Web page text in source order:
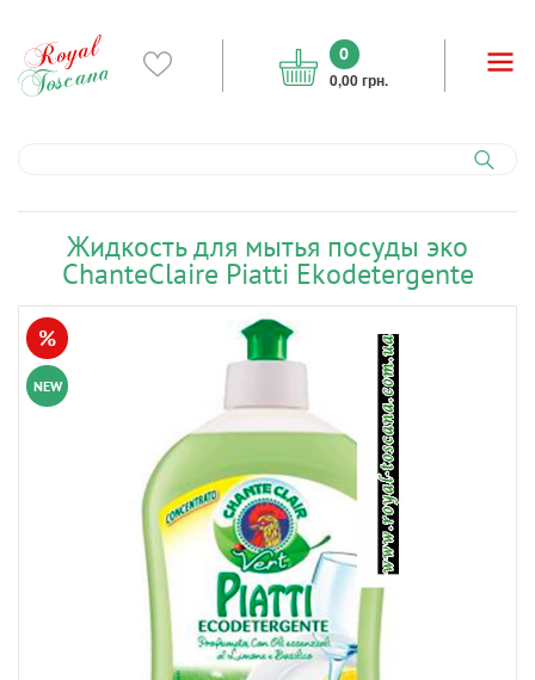
0
0,00 грн.
Жидкость для мытья посуды эко
ChanteClaire Piatti Ekodetergente
NEW
%